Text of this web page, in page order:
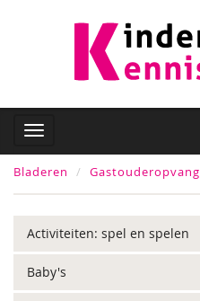
Bladeren Gastouderopvang
Activiteiten: spel en spelen
Baby's